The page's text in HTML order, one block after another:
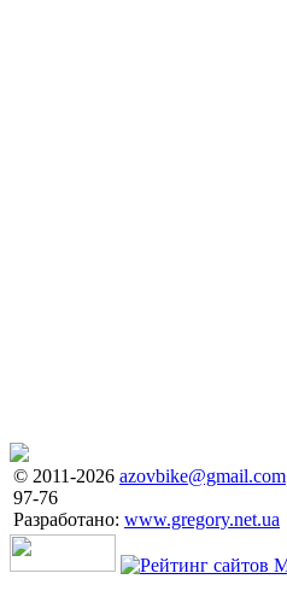
© 2011-2026 azovbike@gmail.com
97-76
Разработано: www.gregory.net.ua